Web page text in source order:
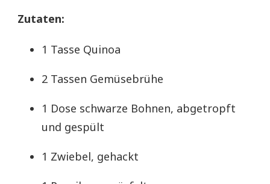
Zutaten:
1 Tasse Quinoa
2 Tassen Gemüsebrühe
1 Dose schwarze Bohnen, abgetropft
und gespült
1 Zwiebel, gehackt